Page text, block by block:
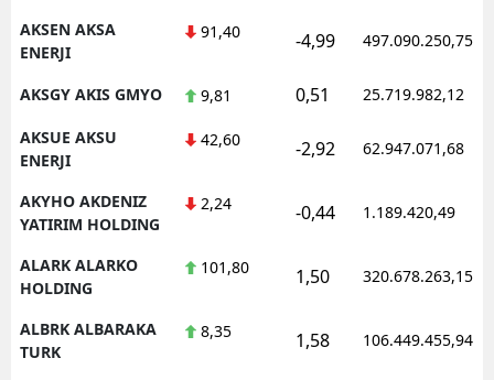
AKSEN AKSA
ENERJI
91,40 -4,99 497.090.250,75
AKSGY AKIS GMYO 9,81 0,51 25.719.982,12
AKSUE AKSU
ENERJI
42,60 -2,92 62.947.071,68
AKYHO AKDENIZ
YATIRIM HOLDING
2,24 -0,44 1.189.420,49
ALARK ALARKO
HOLDING
101,80 1,50 320.678.263,15
ALBRK ALBARAKA
TURK
8,35 1,58 106.449.455,94